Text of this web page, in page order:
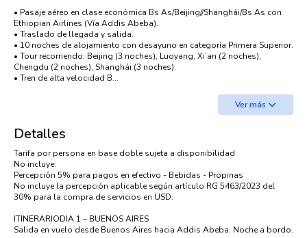
• Pasaje aéreo en clase económica Bs As/Beijing//Shanghái/Bs As con
Ethiopian Airlines (Vía Addis Abeba).
• Traslado de llegada y salida.
• 10 noches de alojamiento con desayuno en categoría Primera Superior.
• Tour recorriendo: Beijing (3 noches), Luoyang, Xi’an (2 noches),
Chengdu (2 noches), Shanghái (3 noches).
• Tren de alta velocidad B...
Ver más
Detalles
Tarifa por persona en base doble sujeta a disponibilidad
No incluye:
Percepción 5% para pagos en efectivo - Bebidas - Propinas
No incluye la percepción aplicable según artículo RG 5463/2023 del
30% para la compra de servicios en USD.
ITINERARIODIA 1 – BUENOS AIRES
Salida en vuelo desde Buenos Aires hacia Addis Abeba. Noche a bordo.